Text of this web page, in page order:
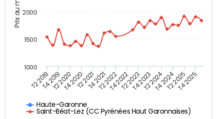
Prix au m2
Haute-Garonne
Saint-Béat-Lez (CC Pyrénées Haut Garonnaises)
T2 2019T4 2019T2 2020T4 2020T2 2021T4 2021T2 2022T4 2022T2 2023T4 2023T2 2024T4 2024T2 2025T4 2025
1000
1500
2000